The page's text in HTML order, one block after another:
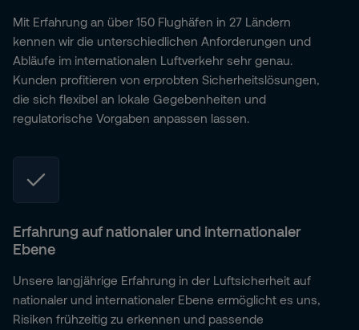
Mit Erfahrung an über 150 Flughäfen in 27 Ländern
kennen wir die unterschiedlichen Anforderungen und
Abläufe im internationalen Luftverkehr sehr genau.
Kunden profitieren von erprobten Sicherheitslösungen,
die sich flexibel an lokale Gegebenheiten und
regulatorische Vorgaben anpassen lassen.
Erfahrung auf nationaler und internationaler
Ebene
Unsere langjährige Erfahrung in der Luftsicherheit auf
nationaler und internationaler Ebene ermöglicht es uns,
Risiken frühzeitig zu erkennen und passende